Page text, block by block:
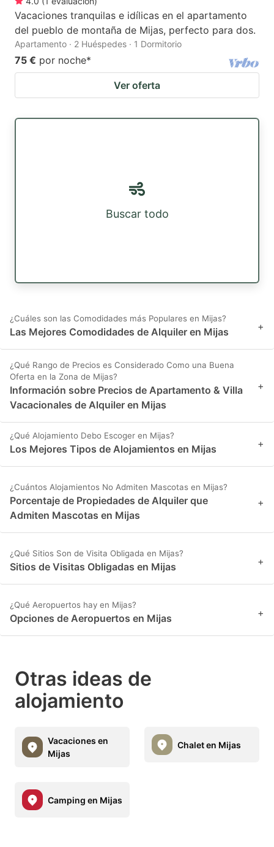
Vacaciones tranquilas e idílicas en el apartamento
del pueblo de montaña de Mijas, perfecto para dos.
Apartamento · 2 Huéspedes · 1 Dormitorio
75 € por noche*
Ver oferta
Buscar todo
¿Cuáles son las Comodidades más Populares en Mijas?
Las Mejores Comodidades de Alquiler en Mijas +
¿Qué Rango de Precios es Considerado Como una Buena
Oferta en la Zona de Mijas?
Información sobre Precios de Apartamento & Villa
Vacacionales de Alquiler en Mijas
+
¿Qué Alojamiento Debo Escoger en Mijas?
Los Mejores Tipos de Alojamientos en Mijas +
¿Cuántos Alojamientos No Admiten Mascotas en Mijas?
Porcentaje de Propiedades de Alquiler que
Admiten Mascotas en Mijas
+
¿Qué Sitios Son de Visita Obligada en Mijas?
Sitios de Visitas Obligadas en Mijas +
¿Qué Aeropuertos hay en Mijas?
Opciones de Aeropuertos en Mijas +
Otras ideas de
alojamiento
Vacaciones en
Mijas
Chalet en Mijas
Camping en Mijas